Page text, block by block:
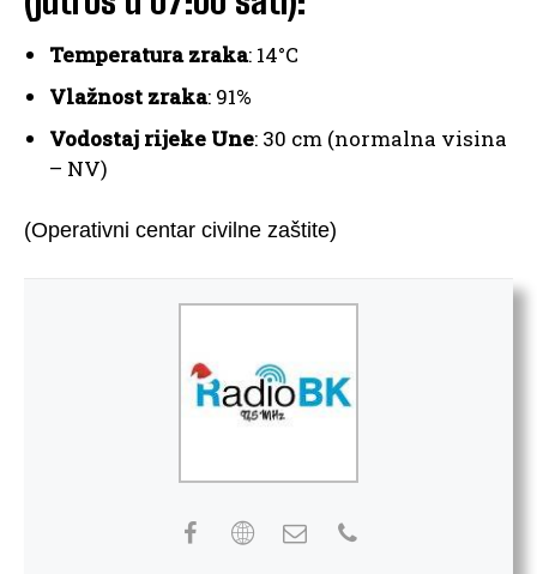
Temperatura zraka: 14°C
Vlažnost zraka: 91%
Vodostaj rijeke Une: 30 cm (normalna visina
– NV)
(Operativni centar civilne zaštite)